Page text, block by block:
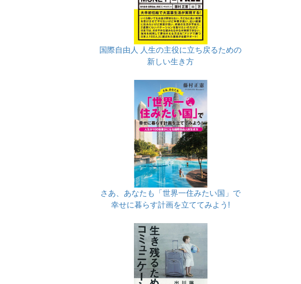
国際自由人 人生の主役に立ち戻るための
新しい生き方
さあ、あなたも「世界一住みたい国」で
幸せに暮らす計画を立ててみよう!